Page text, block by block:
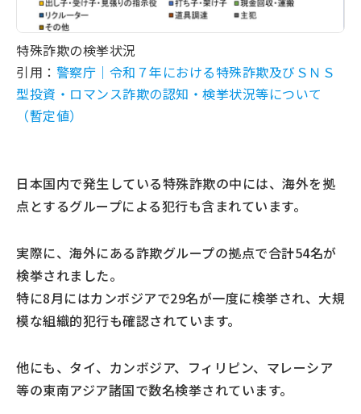
特殊詐欺の検挙状況
引用： 警察庁｜令和７年における特殊詐欺及びＳＮＳ
型投資・ロマンス詐欺の認知・検挙状況等について
（暫定値）
日本国内で発生している特殊詐欺の中には、海外を拠
点とするグループによる犯行も含まれています。
実際に、海外にある詐欺グループの拠点で合計54名が
検挙されました。
特に8月にはカンボジアで29名が一度に検挙され、大規
模な組織的犯行も確認されています。
他にも、タイ、カンボジア、フィリピン、マレーシア
等の東南アジア諸国で数名検挙されています。